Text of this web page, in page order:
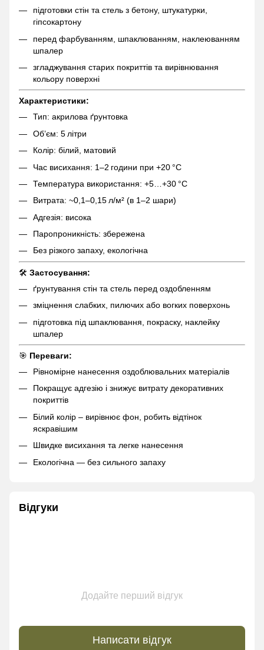
підготовки стін та стель з бетону, штукатурки,
гіпсокартону
перед фарбуванням, шпаклюванням, наклеюванням
шпалер
згладжування старих покриттів та вирівнювання
кольору поверхні
Характеристики:
Тип: акрилова ґрунтовка
Об’єм: 5 літри
Колір: білий, матовий
Час висихання: 1–2 години при +20 °C
Температура використання: +5…+30 °C
Витрата: ~0,1–0,15 л/м² (в 1–2 шари)
Адгезія: висока
Паропроникність: збережена
Без різкого запаху, екологічна
🛠 Застосування:
ґрунтування стін та стель перед оздобленням
зміцнення слабких, пилючих або вогких поверхонь
підготовка під шпаклювання, покраску, наклейку
шпалер
🎯 Переваги:
Рівномірне нанесення оздоблювальних матеріалів
Покращує адгезію і знижує витрату декоративних
покриттів
Білий колір – вирівнює фон, робить відтінок
яскравішим
Швидке висихання та легке нанесення
Екологічна — без сильного запаху
Відгуки
Додайте перший відгук
Написати відгук